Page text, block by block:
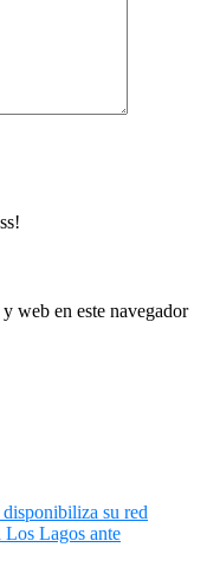
web en este navegador